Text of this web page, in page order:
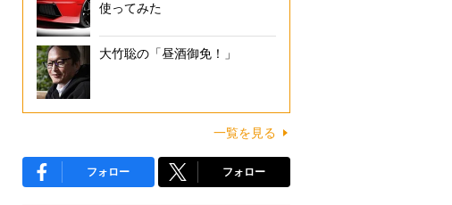
使ってみた
大竹聡の「昼酒御免！」
一覧を見る
フォロー フォロー